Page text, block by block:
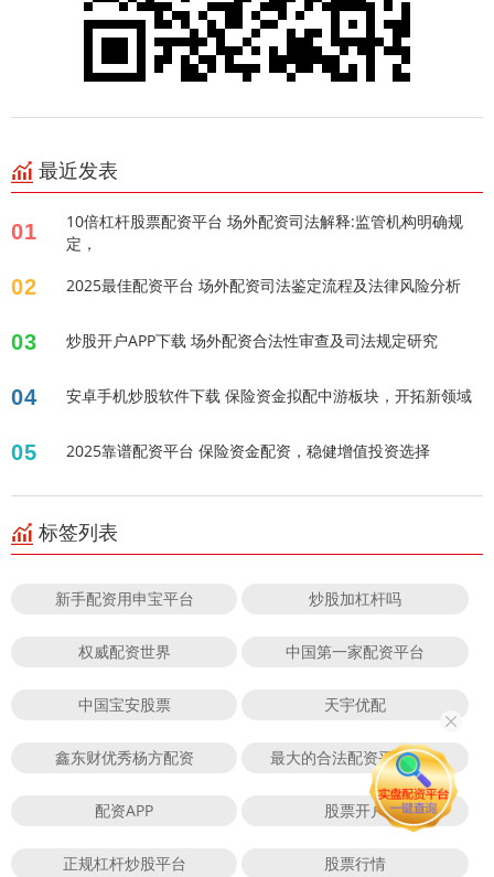
最近发表
01
10倍杠杆股票配资平台 场外配资司法解释:监管机构明确规
定，
02 2025最佳配资平台 场外配资司法鉴定流程及法律风险分析
03 炒股开户APP下载 场外配资合法性审查及司法规定研究
04 安卓手机炒股软件下载 保险资金拟配中游板块，开拓新领域
05 2025靠谱配资平台 保险资金配资，稳健增值投资选择
标签列表
新手配资用申宝平台 炒股加杠杆吗
权威配资世界 中国第一家配资平台
中国宝安股票 天宇优配
鑫东财优秀杨方配资 最大的合法配资平台头条
配资APP 股票开户
正规杠杆炒股平台 股票行情